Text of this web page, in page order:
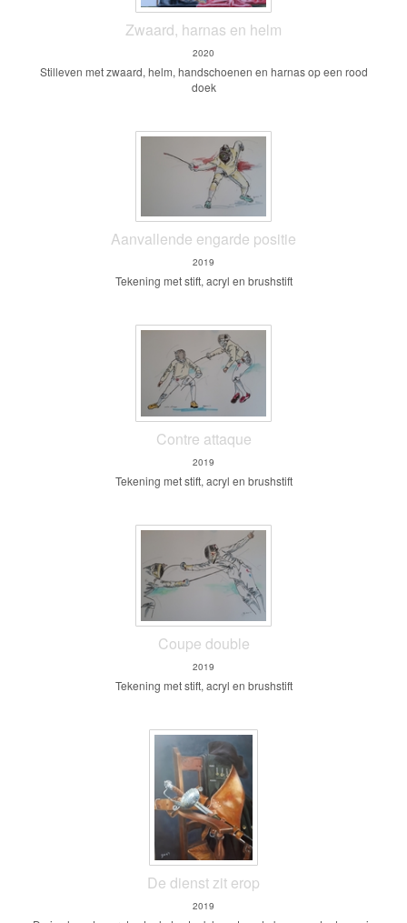
Zwaard, harnas en helm
2020
Stilleven met zwaard, helm, handschoenen en harnas op een rood
doek
Aanvallende engarde positie
2019
Tekening met stift, acryl en brushstift
Contre attaque
2019
Tekening met stift, acryl en brushstift
Coupe double
2019
Tekening met stift, acryl en brushstift
De dienst zit erop
2019